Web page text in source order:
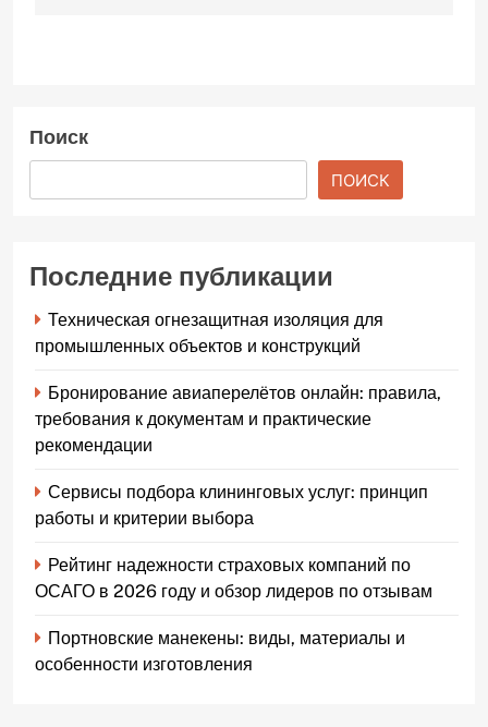
Поиск
ПОИСК
Последние публикации
Техническая огнезащитная изоляция для
промышленных объектов и конструкций
Бронирование авиаперелётов онлайн: правила,
требования к документам и практические
рекомендации
Сервисы подбора клининговых услуг: принцип
работы и критерии выбора
Рейтинг надежности страховых компаний по
ОСАГО в 2026 году и обзор лидеров по отзывам
Портновские манекены: виды, материалы и
особенности изготовления